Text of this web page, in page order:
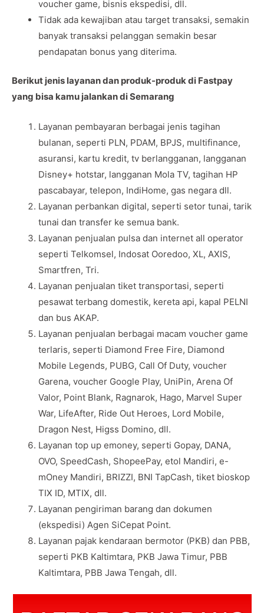
voucher game, bisnis ekspedisi, dll.
Tidak ada kewajiban atau target transaksi, semakin
banyak transaksi pelanggan semakin besar
pendapatan bonus yang diterima.
Berikut jenis layanan dan produk-produk di Fastpay
yang bisa kamu jalankan di Semarang
Layanan pembayaran berbagai jenis tagihan
bulanan, seperti PLN, PDAM, BPJS, multifinance,
asuransi, kartu kredit, tv berlangganan, langganan
Disney+ hotstar, langganan Mola TV, tagihan HP
pascabayar, telepon, IndiHome, gas negara dll.
Layanan perbankan digital, seperti setor tunai, tarik
tunai dan transfer ke semua bank.
Layanan penjualan pulsa dan internet all operator
seperti Telkomsel, Indosat Ooredoo, XL, AXIS,
Smartfren, Tri.
Layanan penjualan tiket transportasi, seperti
pesawat terbang domestik, kereta api, kapal PELNI
dan bus AKAP.
Layanan penjualan berbagai macam voucher game
terlaris, seperti Diamond Free Fire, Diamond
Mobile Legends, PUBG, Call Of Duty, voucher
Garena, voucher Google Play, UniPin, Arena Of
Valor, Point Blank, Ragnarok, Hago, Marvel Super
War, LifeAfter, Ride Out Heroes, Lord Mobile,
Dragon Nest, Higss Domino, dll.
Layanan top up emoney, seperti Gopay, DANA,
OVO, SpeedCash, ShopeePay, etol Mandiri, e-
mOney Mandiri, BRIZZI, BNI TapCash, tiket bioskop
TIX ID, MTIX, dll.
Layanan pengiriman barang dan dokumen
(ekspedisi) Agen SiCepat Point.
Layanan pajak kendaraan bermotor (PKB) dan PBB,
seperti PKB Kaltimtara, PKB Jawa Timur, PBB
Kaltimtara, PBB Jawa Tengah, dll.